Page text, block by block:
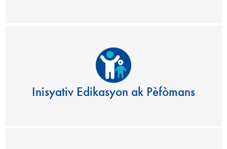
Inisyativ Edikasyon ak Pèfòmans